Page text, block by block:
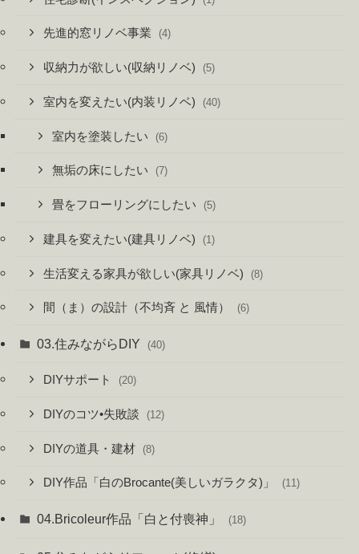
先進的窓リノベ事業 (4)
収納力が欲しい(収納リノベ) (5)
室内を変えたい(内装リノベ) (40)
室内を塗装したい (6)
無垢の床にしたい (7)
畳をフローリングにしたい (5)
建具を変えたい(建具リノベ) (1)
生活変える家具が欲しい(家具リノベ) (8)
間（ま）の設計（不均斉 と 風情） (6)
03.住みながらDIY (40)
DIYサポート (20)
DIYのコツ•失敗談 (12)
DIYの道具・建材 (8)
DIY作品「白のBrocante(美しいガラクタ)」 (11)
04.Bricoleur作品「白と付喪神」 (18)